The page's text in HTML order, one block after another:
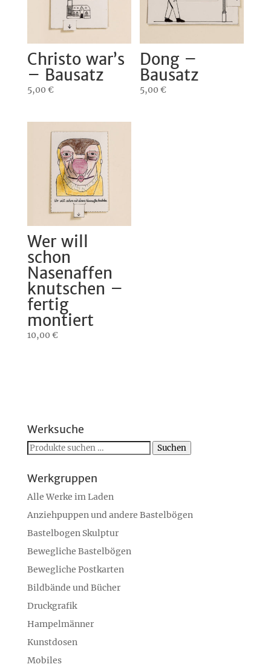
Christo war’s
– Bausatz
5,00 €
Dong –
Bausatz
5,00€
Wer will
schon
Nasenaffen
knutschen –
fertig
montiert
10,00 €
Werksuche
Suchen
Suchen
Werkgruppen
Alle Werke im Laden
Anziehpuppen und andere Bastelbögen
Bastelbogen Skulptur
Bewegliche Bastelbögen
Bewegliche Postkarten
Bildbände und Bücher
Druckgrafik
Hampelmänner
Kunstdosen
Mobiles